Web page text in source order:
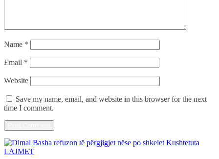
Name *
Email *
Website
Save my name, email, and website in this browser for the next
time I comment.
LAJMET